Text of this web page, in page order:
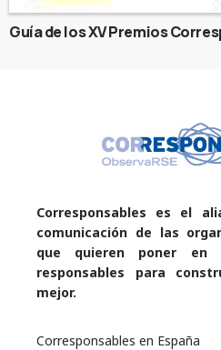
Guía de los XV Premios
Corresponsables es el
comunicación de las
que quieren poner en
responsables para
mejor.
Corresponsables en España